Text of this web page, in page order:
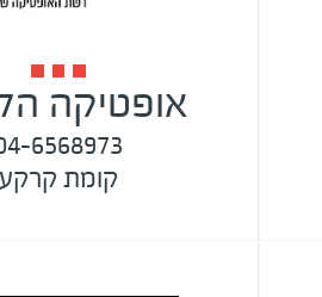
אופטיקה
6568973
קומת קרקע